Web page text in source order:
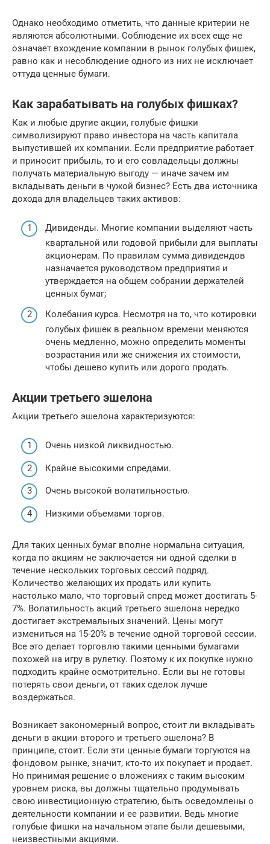
Однако необходимо отметить, что данные критерии не
являются абсолютными. Соблюдение их всех еще не
означает вхождение компании в рынок голубых фишек,
равно как и несоблюдение одного из них не исключает
оттуда ценные бумаги.
Как зарабатывать на голубых фишках?
Как и любые другие акции, голубые фишки
символизируют право инвестора на часть капитала
выпустившей их компании. Если предприятие работает
и приносит прибыль, то и его совладельцы должны
получать материальную выгоду — иначе зачем им
вкладывать деньги в чужой бизнес? Есть два источника
дохода для владельцев таких активов:
Дивиденды. Многие компании выделяют часть
квартальной или годовой прибыли для выплаты
акционерам. По правилам сумма дивидендов
назначается руководством предприятия и
утверждается на общем собрании держателей
ценных бумаг;
Колебания курса. Несмотря на то, что котировки
голубых фишек в реальном времени меняются
очень медленно, можно определить моменты
возрастания или же снижения их стоимости,
чтобы дешево купить или дорого продать.
Акции третьего эшелона
Акции третьего эшелона характеризуются:
Очень низкой ликвидностью.
Крайне высокими спредами.
Очень высокой волатильностью.
Низкими объемами торгов.
Для таких ценных бумаг вполне нормальна ситуация,
когда по акциям не заключается ни одной сделки в
течение нескольких торговых сессий подряд.
Количество желающих их продать или купить
настолько мало, что торговый спред может достигать 5-
7%. Волатильность акций третьего эшелона нередко
достигает экстремальных значений. Цены могут
измениться на 15-20% в течение одной торговой сессии.
Все это делает торговлю такими ценными бумагами
похожей на игру в рулетку. Поэтому к их покупке нужно
подходить крайне осмотрительно. Если вы не готовы
потерять свои деньги, от таких сделок лучше
воздержаться.
Возникает закономерный вопрос, стоит ли вкладывать
деньги в акции второго и третьего эшелона? В
принципе, стоит. Если эти ценные бумаги торгуются на
фондовом рынке, значит, кто-то их покупает и продает.
Но принимая решение о вложениях с таким высоким
уровнем риска, вы должны тщательно продумывать
свою инвестиционную стратегию, быть осведомлены о
деятельности компании и ее развитии. Ведь многие
голубые фишки на начальном этапе были дешевыми,
неизвестными акциями.